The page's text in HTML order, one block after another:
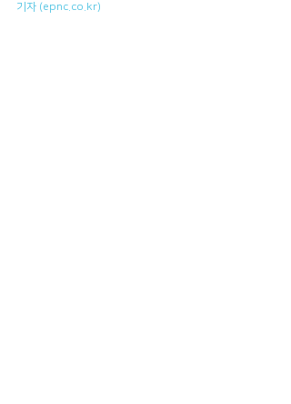
기자 (epnc.co.kr)